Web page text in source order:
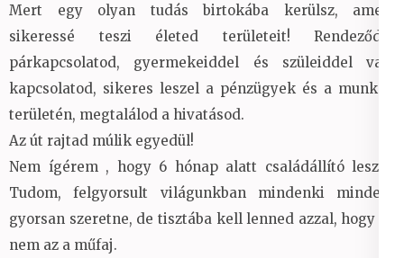
Mert egy olyan tudás birtokába kerülsz, amely
sikeressé teszi életed területeit! Rendeződik
párkapcsolatod, gyermekeiddel és szüleiddel való
kapcsolatod, sikeres leszel a pénzügyek és a munkád
területén, megtalálod a hivatásod.
Az út rajtad múlik egyedül!
Nem ígérem , hogy 6 hónap alatt családállító leszel!
Tudom, felgyorsult világunkban mindenki mindent
gyorsan szeretne, de tisztába kell lenned azzal, hogy ez
nem az a műfaj.